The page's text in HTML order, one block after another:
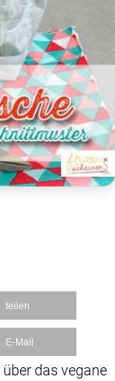
teilen
E-Mail
das vegane